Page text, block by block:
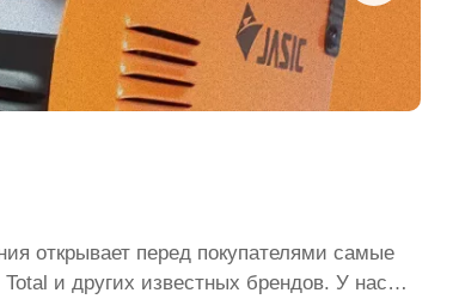
открывает перед покупателями самые
и других известных брендов. У нас